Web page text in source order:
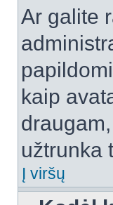
Ar galite
kaip
užtrunka
Į viršų